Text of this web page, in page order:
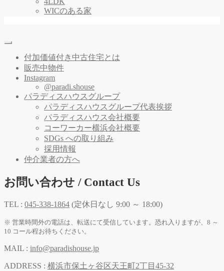
WICのある家
付加価値付き中古住宅とは
販売中物件
Instagram
@paradi.shouse
パラディスハウスグループ
パラディスハウスグループ代表挨拶
パラディスハウス会社概要
コーワーカー横浜会社概要
SDGs への取り組み
採用情報
仲介業者の方へ
お問い合わせ / Contact Us
TEL : 045-338-1864 (定休日なし 9:00 ～ 18:00)
※ 営業時間外の電話は、転送にて受信しています。恐れ入りますが、8 ～
10 コール程お待ちください。
MAIL : info@paradishouse.jp
ADDRESS : 横浜市保土ヶ谷区天王町2丁目45-32